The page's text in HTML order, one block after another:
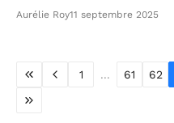
Aurélie Roy11 septembre 2025
1 ... 61 62